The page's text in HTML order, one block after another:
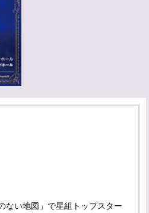
ない地図」で星組トップスター